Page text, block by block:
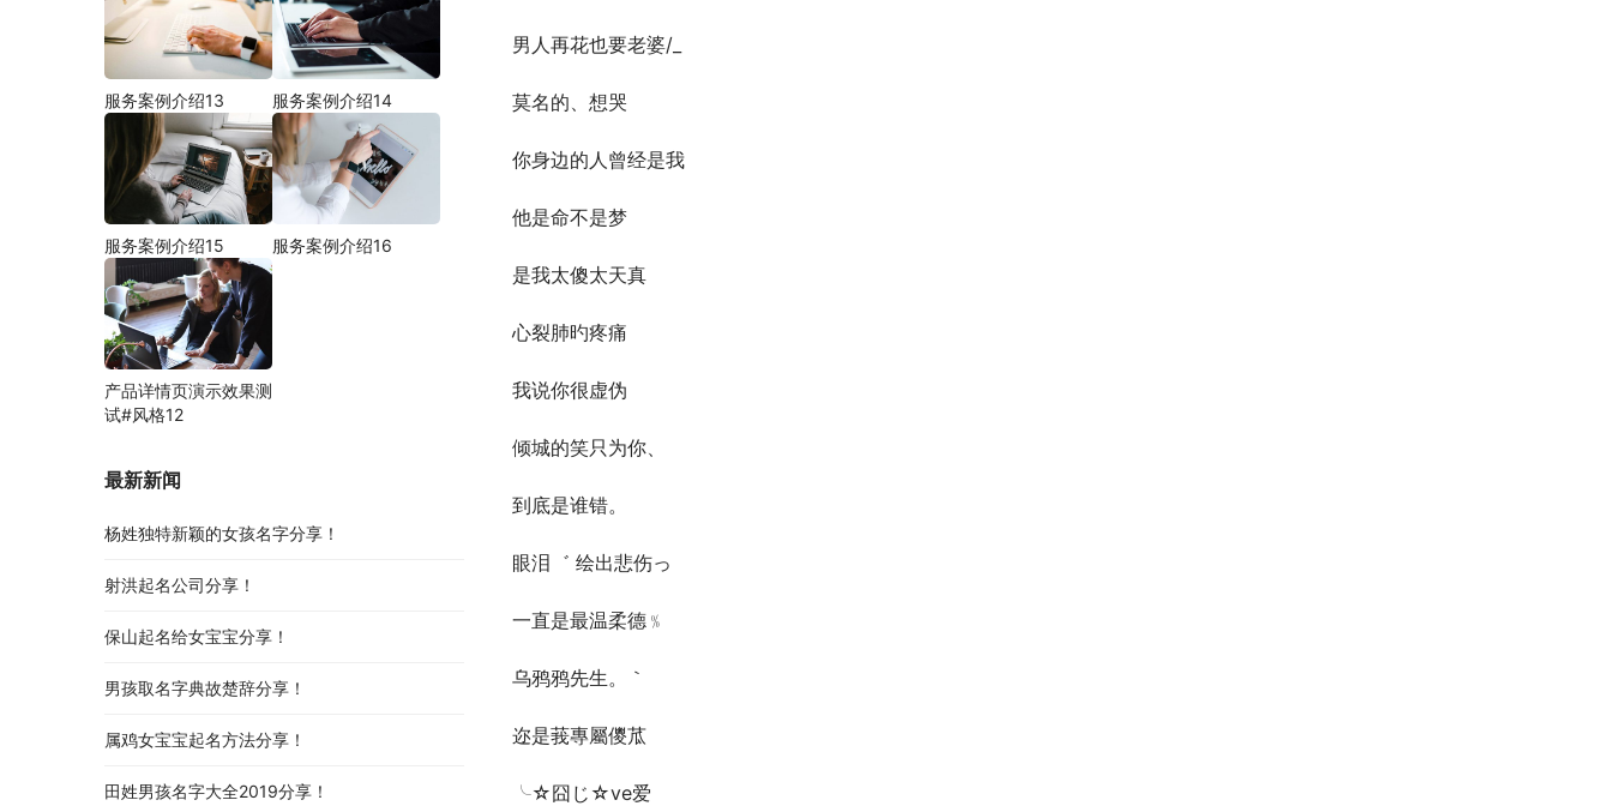
男人再花也要老婆/_
莫名的、想哭
你身边的人曾经是我
他是命不是梦
是我太傻太天真
心裂肺旳疼痛
我说你很虚伪
倾城的笑只为你、
到底是谁错。
眼泪゛ 绘出悲伤っ
一直是最温柔德﹪
乌鸦鸦先生。｀
迩是莪專屬儍苽
╰☆囧じ☆ve爱
服务案例介绍13 服务案例介绍14
服务案例介绍15 服务案例介绍16
产品详情页演示效果测
试#风格12
最新新闻
杨姓独特新颖的女孩名字分享！
射洪起名公司分享！
保山起名给女宝宝分享！
男孩取名字典故楚辞分享！
属鸡女宝宝起名方法分享！
田姓男孩名字大全2019分享！